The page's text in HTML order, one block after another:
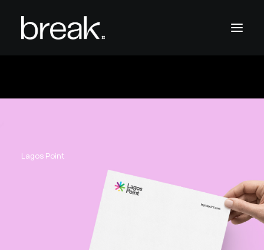
Lagos Point